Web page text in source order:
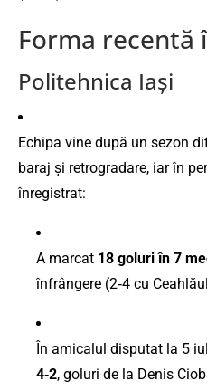
Forma recentă
Politehnica Iași
Echipa vine după un sezon
baraj și retrogradare, iar în
înregistrat:
A marcat 18 goluri în 7
înfrângere (2‑4 cu
În amicalul disputat la 5
4‑2, goluri de la Denis